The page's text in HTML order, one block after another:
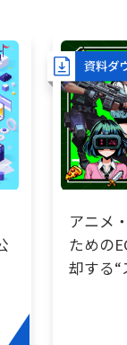
アニメ
ための
却する